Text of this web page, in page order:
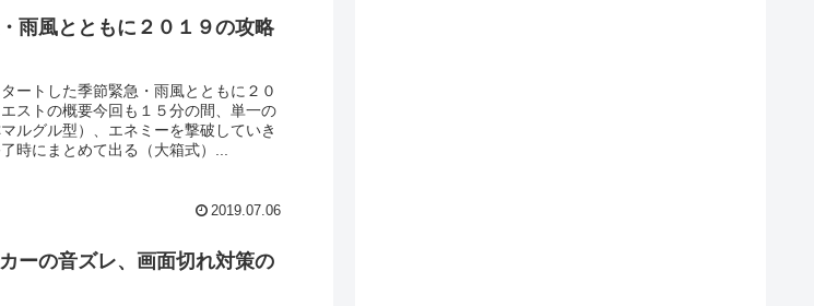
雨風とともに２０１９の攻略
ートした季節緊急・雨風とともに２０
ストの概要今回も１５分の間、単一の
ルグル型）、エネミーを撃破していき
時にまとめて出る（大箱式）...
2019.07.06
ーの音ズレ、画面切れ対策の